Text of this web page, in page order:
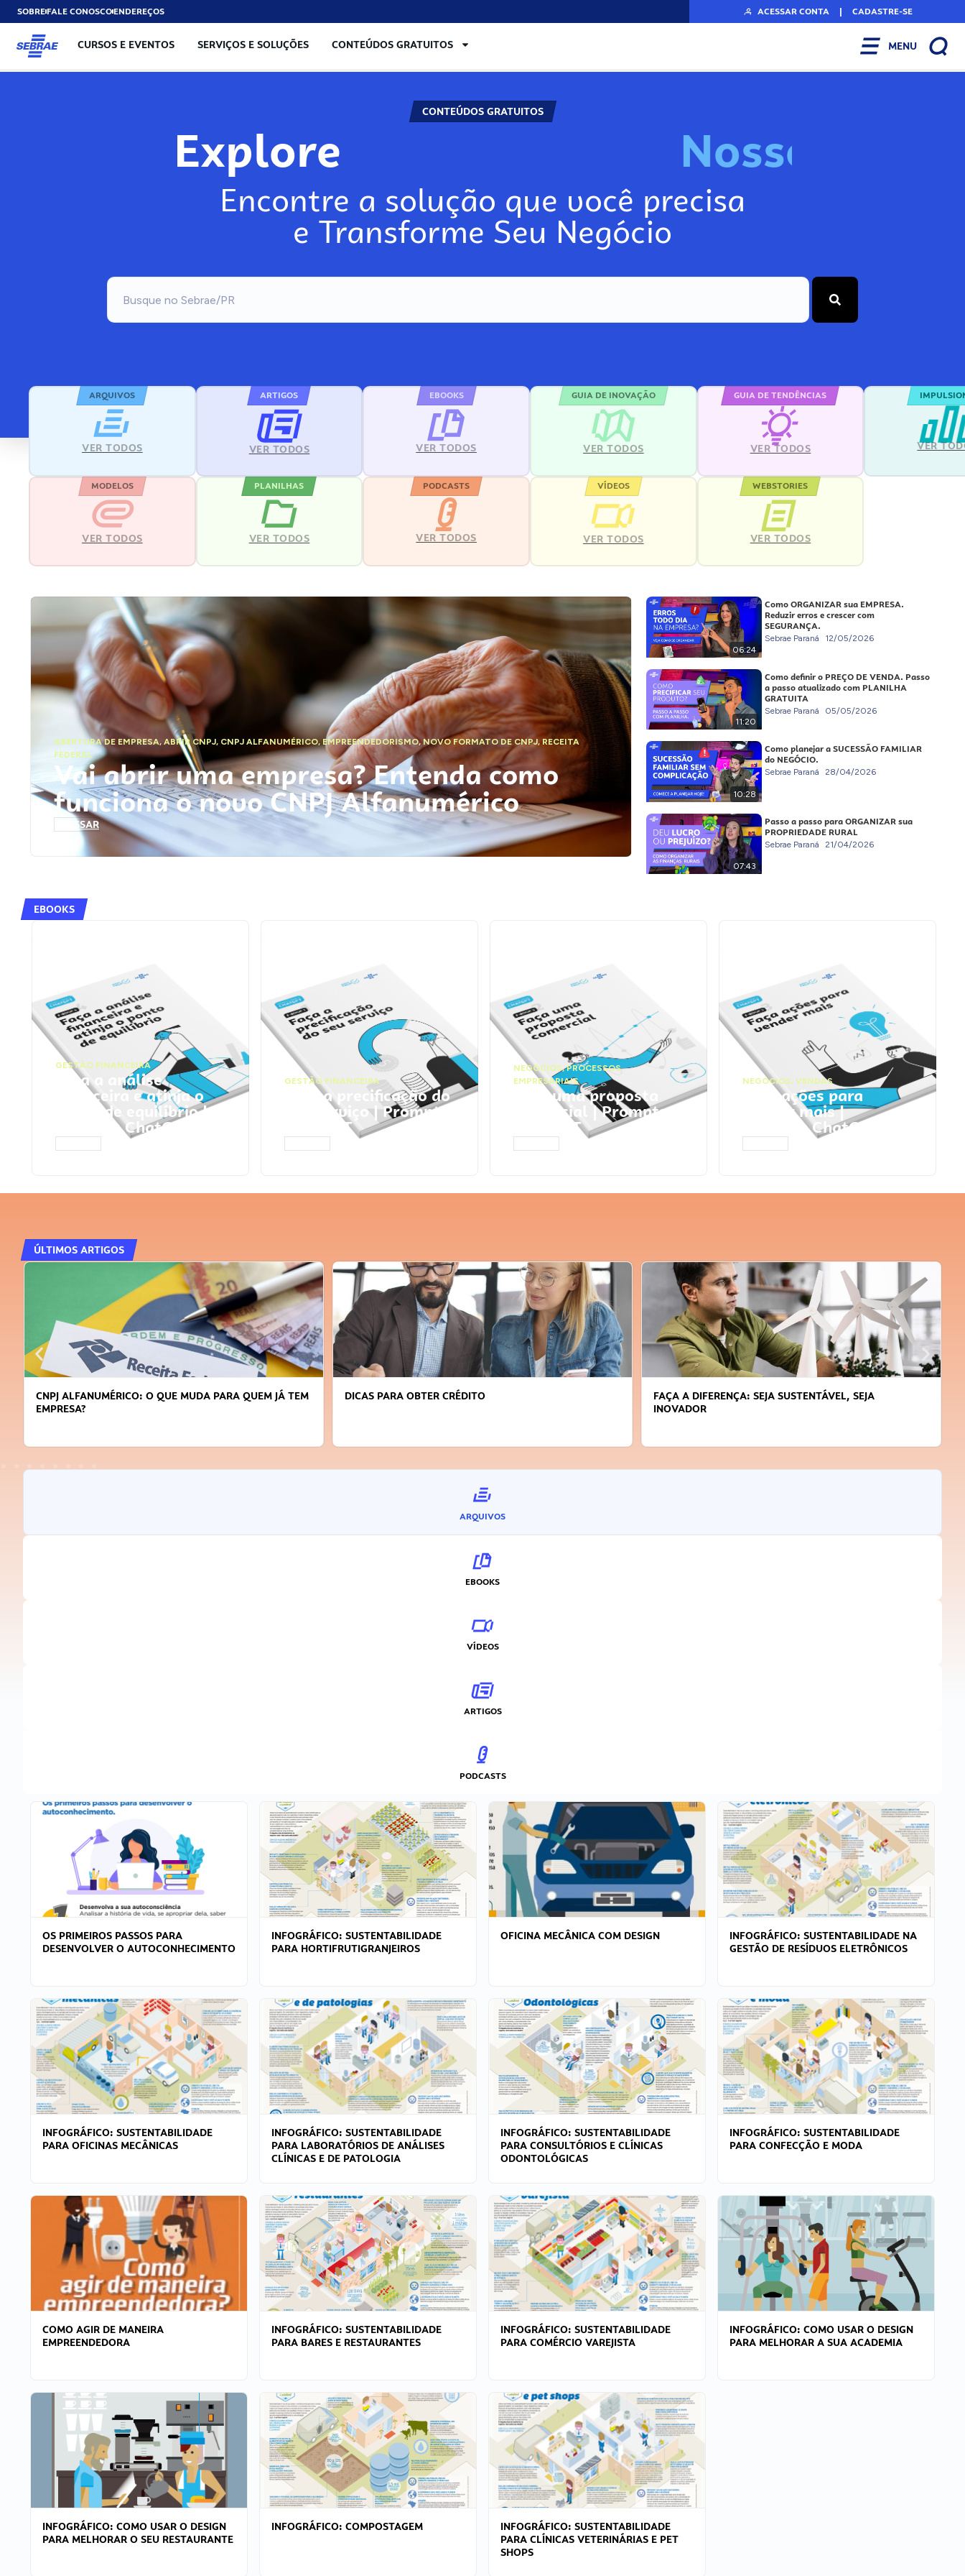
SOBREFALE CONOSCOENDEREÇOS ACESSAR CONTA | CADASTRE-SE
CURSOS E EVENTOS SERVIÇOS E SOLUÇÕES CONTEÚDOS GRATUITOS MENU
CONTEÚDOS GRATUITOS
Explore No
Encontre a solução que você precisa
e Transforme Seu Negócio
ARQUIVOS
VER TODOS
ARTIGOS
VER TODOS
EBOOKS
VER TODOS
GUIA DE INOVAÇÃO
VER TODOS
GUIA DE TENDÊNCIAS
VER TODOS VER
MODELOS
VER TODOS
PLANILHAS
VER TODOS
PODCASTS
VER TODOS
VÍDEOS
VER TODOS
WEBSTORIES
VER TODOS
ABERTURA DE EMPRESA,ABRIR CNPJ, CNPJ ALFANUMÉRICO, EMPREENDEDORISMO,NOVO FORMATO DE CNPJ,RECEITA
FEDERAL
Vai abrir uma empresa? Entenda como
funciona o novo CNPJ Alfanumérico
ACESSAR
06:24
Como ORGANIZAR sua EMPRESA.
Reduzir erros e crescer com
SEGURANÇA.
Sebrae Paraná 12/05/2026
11:20
Como definir o PREÇO DE VENDA. Passo
a passo atualizado com PLANILHA
GRATUITA
Sebrae Paraná 05/05/2026
10:28
Como planejar a SUCESSÃO FAMILIAR
do NEGÓCIO.
Sebrae Paraná 28/04/2026
07:43
Passo a passo para ORGANIZAR sua
PROPRIEDADE RURAL
Sebrae Paraná 21/04/2026
EBOOKS
GESTÃO FINANCEIRA
Faça a análise
financeira e atinja o
ponto de equilíbrio |
Prompts ChatGPT
GESTÃO FINANCEIRA
Faça a precificação do
seu serviço | Prompts
ChatGPT
NEGÓCIOS,PROCESSOS
EMPRESARIAIS
Faça uma proposta
comercial | Prompts
ChatGPT
NEGÓCIOS, VENDAS
Faça ações para
vender mais |
Prompts ChatGPT
ÚLTIMOS ARTIGOS
DICAS PARA OBTER CRÉDITO
FAÇA A DIFERENÇA: SEJA SUSTENTÁVEL, SEJA
APRENDA A GERENCIAR O SEU TEMPO
ARQUIVOS
EBOOKS
VÍDEOS
ARTIGOS
PODCASTS
OS PRIMEIROS PASSOS PARA
DESENVOLVER O AUTOCONHECIMENTO
INFOGRÁFICO: SUSTENTABILIDADE
PARA HORTIFRUTIGRANJEIROS
OFICINA MECÂNICA COM DESIGN
INFOGRÁFICO: SUSTENTABILIDADE NA
GESTÃO DE RESÍDUOS ELETRÔNICOS
INFOGRÁFICO: SUSTENTABILIDADE
PARA OFICINAS MECÂNICAS
INFOGRÁFICO: SUSTENTABILIDADE
PARA LABORATÓRIOS DE ANÁLISES
CLÍNICAS E DE PATOLOGIA
INFOGRÁFICO: SUSTENTABILIDADE
PARA CONSULTÓRIOS E CLÍNICAS
ODONTOLÓGICAS
INFOGRÁFICO: SUSTENTABILIDADE
PARA CONFECÇÃO E MODA
COMO AGIR DE MANEIRA
EMPREENDEDORA
INFOGRÁFICO: SUSTENTABILIDADE
PARA BARES E RESTAURANTES
INFOGRÁFICO: SUSTENTABILIDADE
PARA COMÉRCIO VAREJISTA
INFOGRÁFICO: COMO USAR O DESIGN
PARA MELHORAR A SUA ACADEMIA
INFOGRÁFICO: COMO USAR O DESIGN
PARA MELHORAR O SEU RESTAURANTE
INFOGRÁFICO: COMPOSTAGEM
INFOGRÁFICO: SUSTENTABILIDADE
PARA CLÍNICAS VETERINÁRIAS E PET
SHOPS